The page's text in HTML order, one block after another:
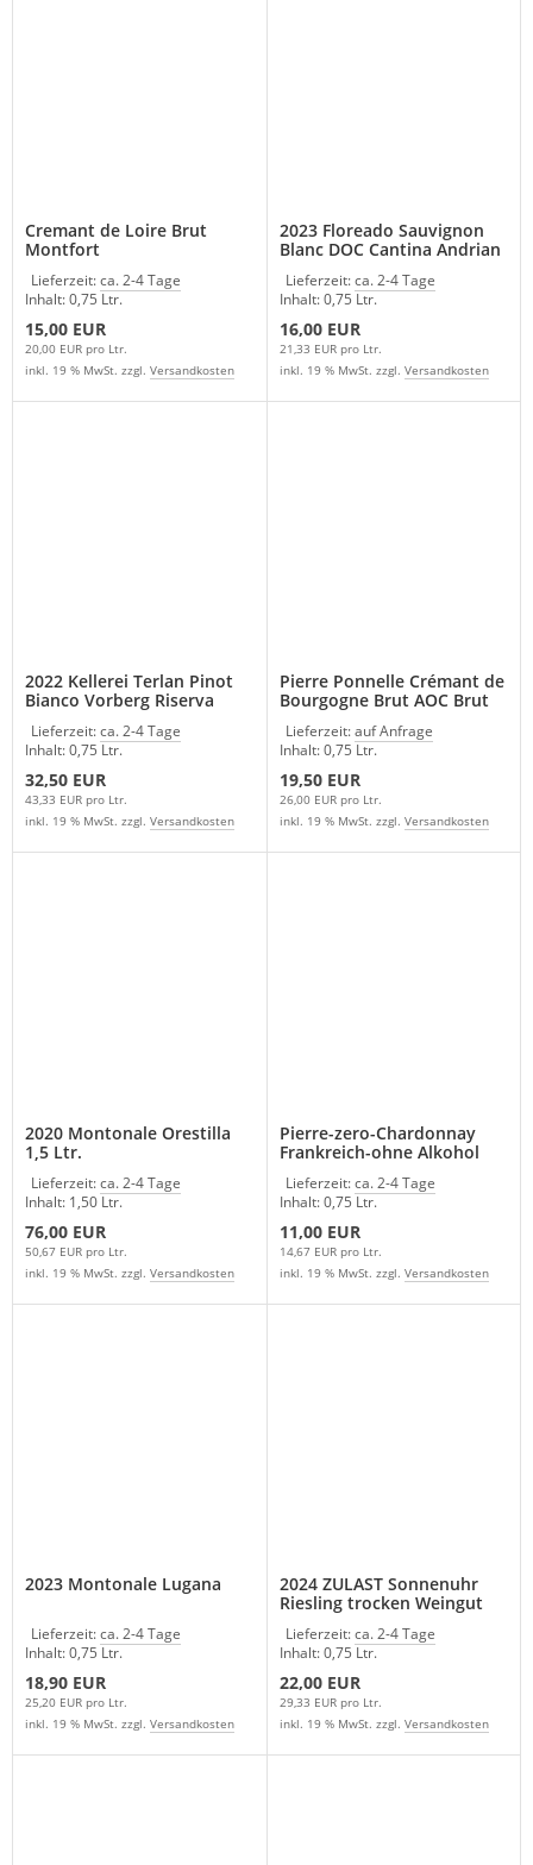
Cremant de Loire Brut
Montfort
Lieferzeit:ca. 2-4 Tage
Inhalt: 0,75 Ltr.
15,00 EUR
20,00 EUR pro Ltr.
inkl. 19 % MwSt. zzgl. Versandkosten
2023 Floreado Sauvignon
Blanc DOC Cantina Andrian
Lieferzeit:ca. 2-4 Tage
Inhalt: 0,75 Ltr.
16,00 EUR
21,33 EUR pro Ltr.
inkl. 19 % MwSt. zzgl. Versandkosten
2022 Kellerei Terlan Pinot
Bianco Vorberg Riserva
Lieferzeit:ca. 2-4 Tage
Inhalt: 0,75 Ltr.
32,50 EUR
43,33 EUR pro Ltr.
inkl. 19 % MwSt. zzgl. Versandkosten
Pierre Ponnelle Crémant de
Bourgogne Brut AOC Brut
Lieferzeit:auf Anfrage
Inhalt: 0,75 Ltr.
19,50 EUR
26,00 EUR pro Ltr.
inkl. 19 % MwSt. zzgl. Versandkosten
2020 Montonale Orestilla
1,5 Ltr.
Lieferzeit:ca. 2-4 Tage
Inhalt: 1,50 Ltr.
76,00 EUR
50,67 EUR pro Ltr.
inkl. 19 % MwSt. zzgl. Versandkosten
Pierre-zero-Chardonnay
Frankreich-ohne Alkohol
Lieferzeit:ca. 2-4 Tage
Inhalt: 0,75 Ltr.
11,00 EUR
14,67 EUR pro Ltr.
inkl. 19 % MwSt. zzgl. Versandkosten
2023 Montonale Lugana
Lieferzeit:ca. 2-4 Tage
Inhalt: 0,75 Ltr.
18,90 EUR
25,20 EUR pro Ltr.
inkl. 19 % MwSt. zzgl. Versandkosten
2024 ZULAST Sonnenuhr
Riesling trocken Weingut
Lieferzeit:ca. 2-4 Tage
Inhalt: 0,75 Ltr.
22,00 EUR
29,33 EUR pro Ltr.
inkl. 19 % MwSt. zzgl. Versandkosten